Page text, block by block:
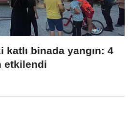
binada yangın: 4
etkilendi